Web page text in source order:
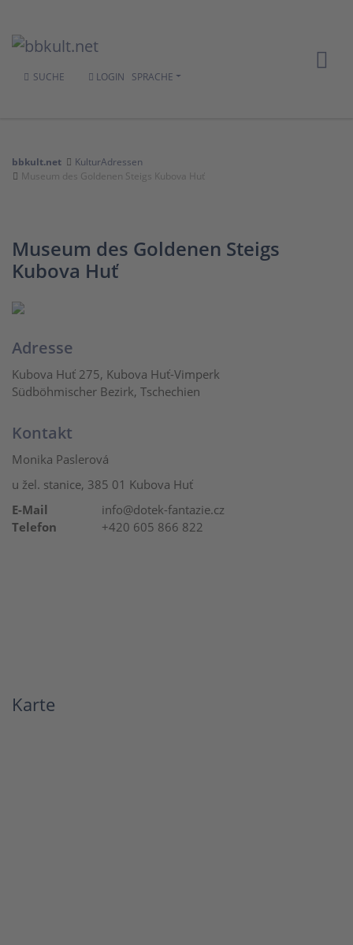
SUCHE LOGIN SPRACHE
bbkult.net
KulturAdressen
Museum des Goldenen Steigs Kubova Huť
Museum des Goldenen Steigs
Kubova Huť
Adresse
Kubova Huť 275, Kubova Huť-Vimperk
Südböhmischer Bezirk, Tschechien
Kontakt
Monika Paslerová
u žel. stanice, 385 01 Kubova Huť
E-Mail
info@dotek-fantazie.cz
Telefon
+420 605 866 822
Karte